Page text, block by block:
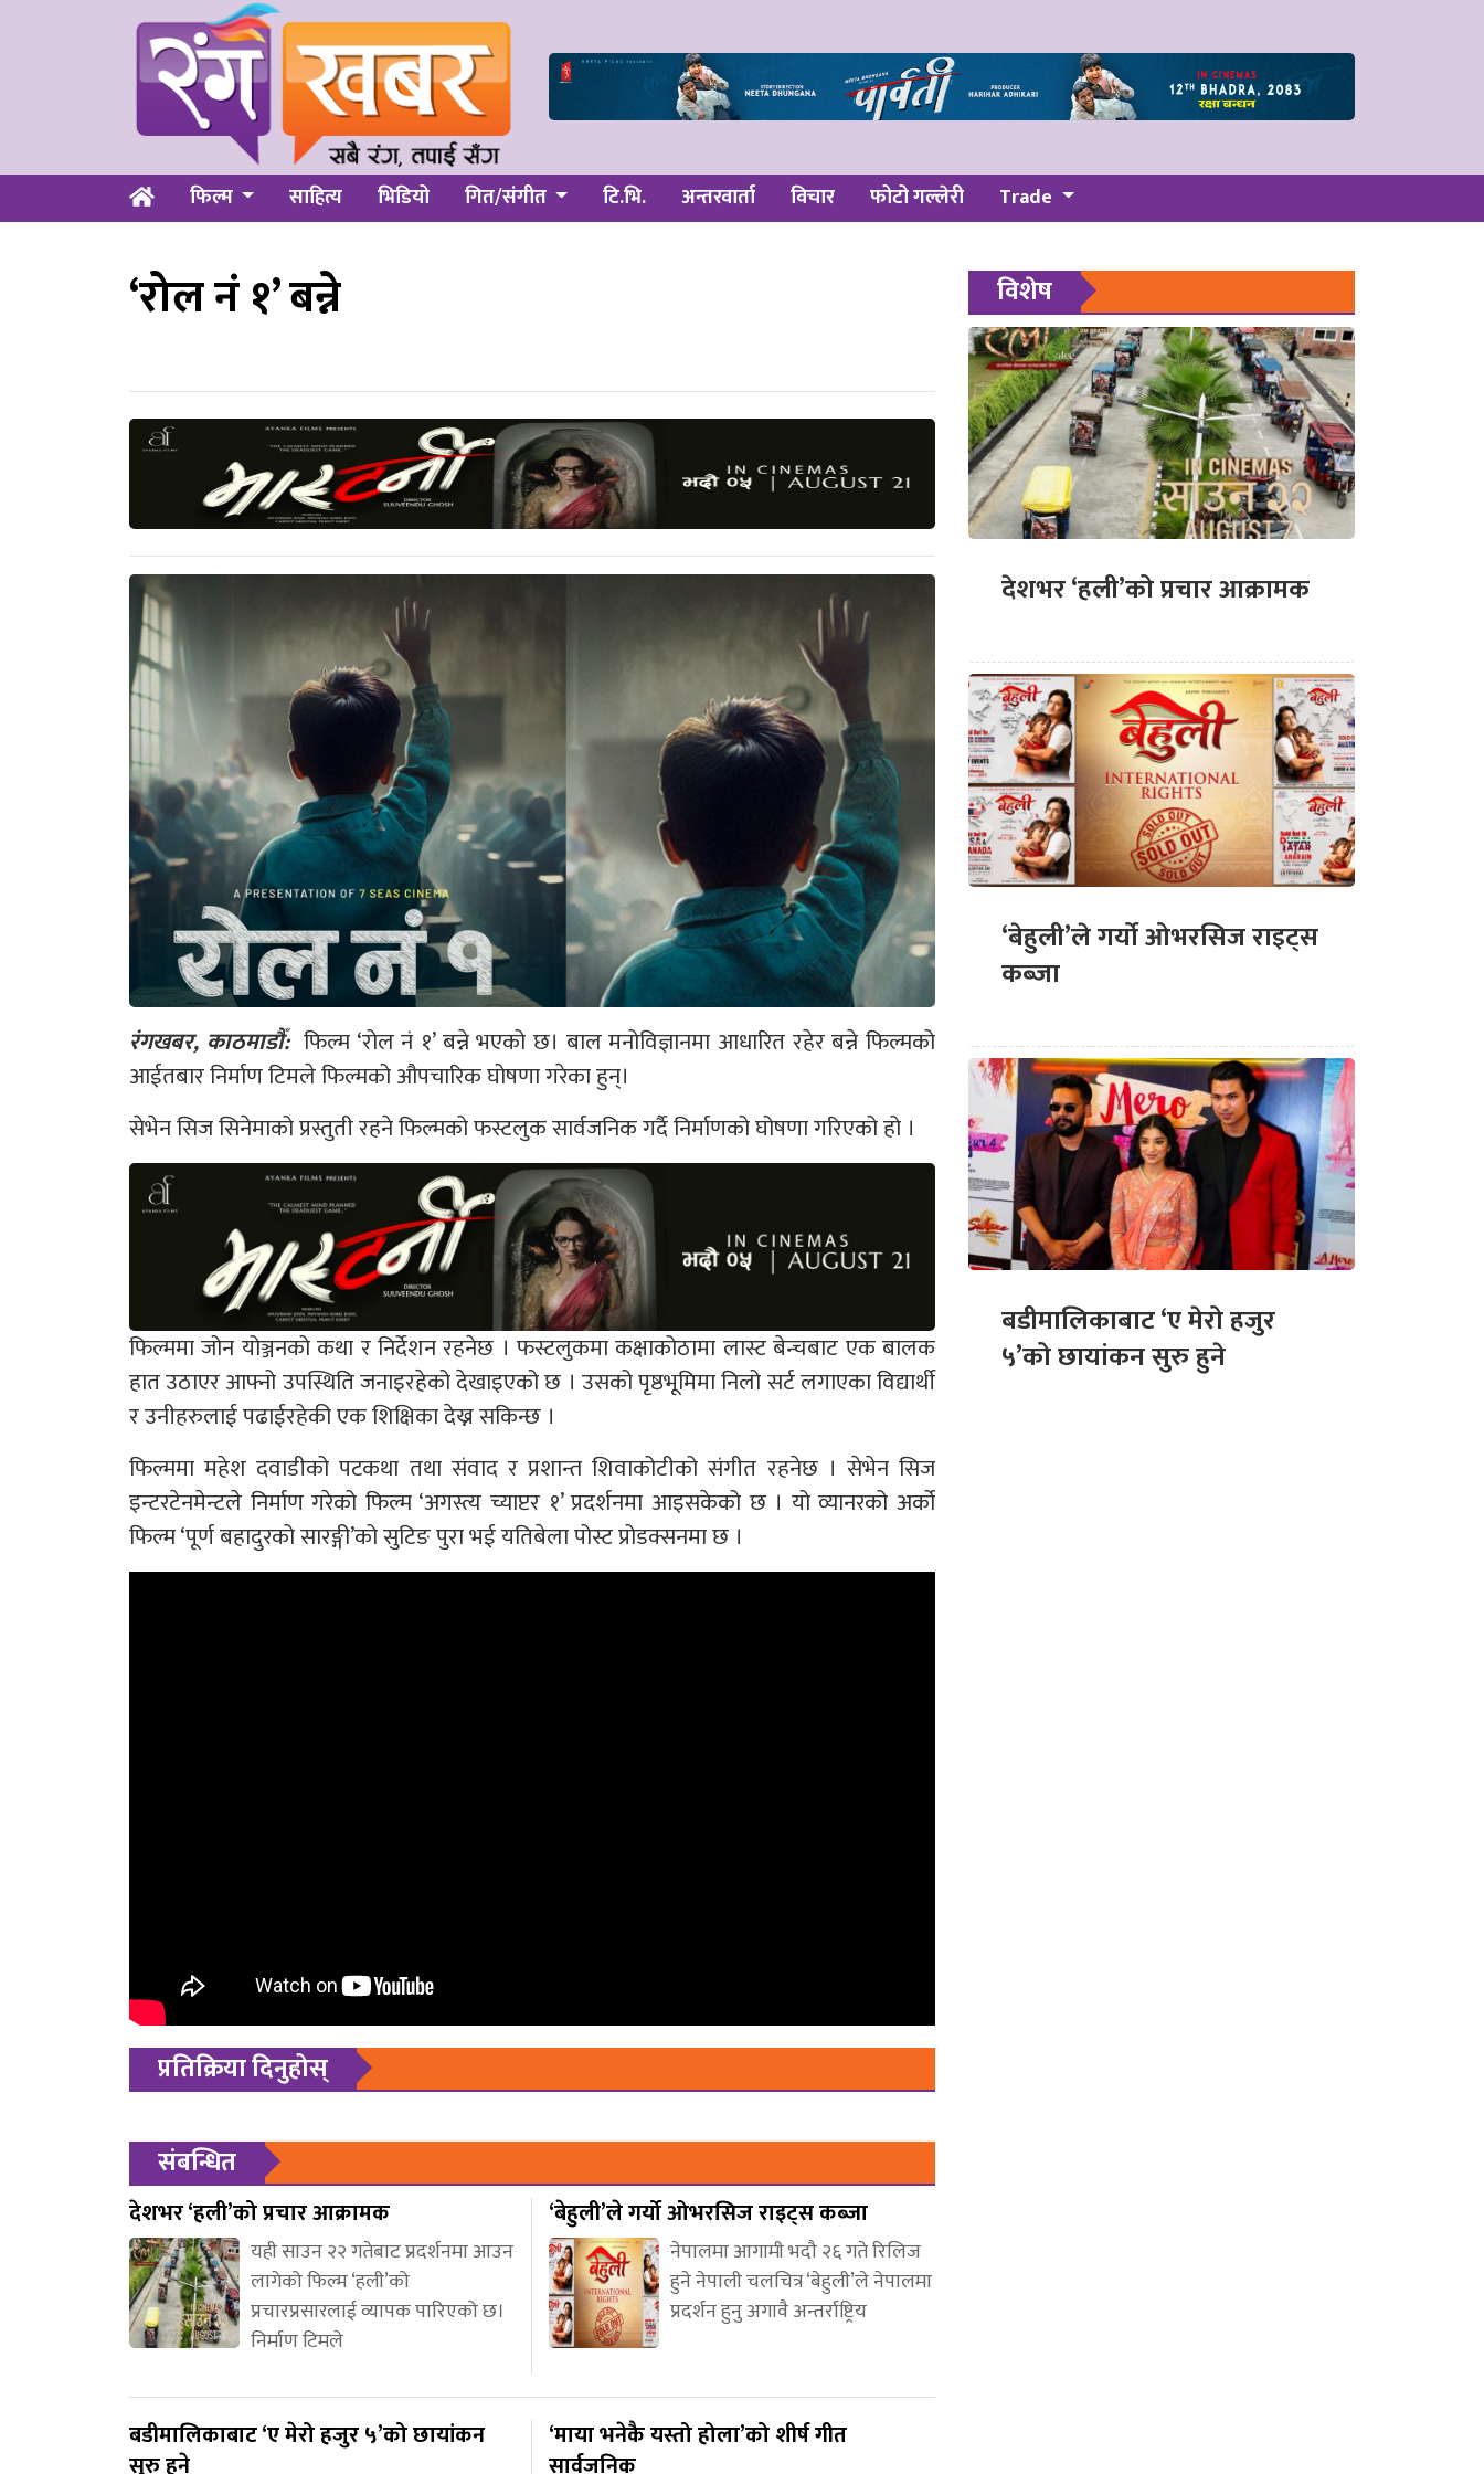
फिल्म साहित्य भिडियो गित/संगीत टि.भि. अन्तरवार्ता विचार फोटो गल्लेरी Trade
‘रोल नं १’ बन्ने
रंगखबर, काठमाडौँ: फिल्म ‘रोल नं १’ बन्ने भएको छ। बाल मनोविज्ञानमा आधारित रहेर बन्ने फिल्मको
आईतबार निर्माण टिमले फिल्मको औपचारिक घोषणा गरेका हुन्।
सेभेन सिज सिनेमाको प्रस्तुती रहने फिल्मको फस्टलुक सार्वजनिक गर्दै निर्माणको घोषणा गरिएको हो ।
फिल्ममा जोन योञ्जनको कथा र निर्देशन रहनेछ । फस्टलुकमा कक्षाकोठामा लास्ट बेन्चबाट एक बालक
हात उठाएर आफ्नो उपस्थिति जनाइरहेको देखाइएको छ । उसको पृष्ठभूमिमा निलो सर्ट लगाएका विद्यार्थी
र उनीहरुलाई पढाईरहेकी एक शिक्षिका देख्न सकिन्छ ।
फिल्ममा महेश दवाडीको पटकथा तथा संवाद र प्रशान्त शिवाकोटीको संगीत रहनेछ । सेभेन सिज
इन्टरटेनमेन्टले निर्माण गरेको फिल्म ‘अगस्त्य च्याप्टर १’ प्रदर्शनमा आइसकेको छ । यो व्यानरको अर्को
फिल्म ‘पूर्ण बहादुरको सारङ्गी’को सुटिङ पुरा भई यतिबेला पोस्ट प्रोडक्सनमा छ ।
प्रतिक्रिया दिनुहोस्
संबन्धित
देशभर ‘हली’को प्रचार आक्रामक
यही साउन २२ गतेबाट प्रदर्शनमा आउन
लागेको फिल्म ‘हली’को
प्रचारप्रसारलाई व्यापक पारिएको छ।
निर्माण टिमले
‘बेहुली’ले गर्यो ओभरसिज राइट्स कब्जा
नेपालमा आगामी भदौ २६ गते रिलिज
हुने नेपाली चलचित्र ‘बेहुली’ले नेपालमा
प्रदर्शन हुनु अगावै अन्तर्राष्ट्रिय
बडीमालिकाबाट ‘ए मेरो हजुर ५’को छायांकन
सुरु हुने
‘माया भनेकै यस्तो होला’को शीर्ष गीत
सार्वजनिक
विशेष
देशभर ‘हली’को प्रचार आक्रामक
‘बेहुली’ले गर्यो ओभरसिज राइट्स
कब्जा
बडीमालिकाबाट ‘ए मेरो हजुर
५’को छायांकन सुरु हुने